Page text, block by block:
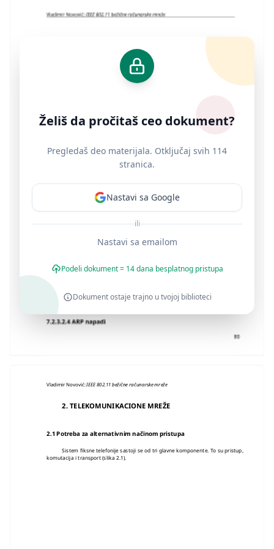
Vladimir Novović:IEEE 802.11 bežične računarske mreže
2. TELEKOMUNIKACIONE MREŽE
2.1 Potreba za alternativnim načinom pristupa
Sistem fiksne telefonije sastoji se od tri glavne komponente. To su pristup,
komutacija i transport (slika 2.1).
Želiš da pročitaš ceo dokument?
Pregledaš deo materijala. Otključaj svih 114
stranica.
Nastavi sa Google
ili
Nastavi sa emailom
Podeli dokument = 14 dana besplatnog pristupa
Dokument ostaje trajno u tvojoj biblioteci